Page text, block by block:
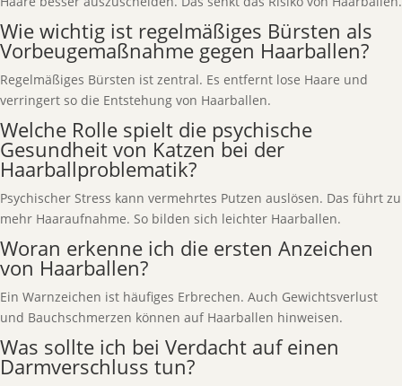
Wie wichtig ist regelmäßiges Bürsten als
Vorbeugemaßnahme gegen Haarballen?
Regelmäßiges Bürsten ist zentral. Es entfernt lose Haare und
verringert so die Entstehung von Haarballen.
Welche Rolle spielt die psychische
Gesundheit von Katzen bei der
Haarballproblematik?
Psychischer Stress kann vermehrtes Putzen auslösen. Das führt zu
mehr Haaraufnahme. So bilden sich leichter Haarballen.
Woran erkenne ich die ersten Anzeichen
von Haarballen?
Ein Warnzeichen ist häufiges Erbrechen. Auch Gewichtsverlust
und Bauchschmerzen können auf Haarballen hinweisen.
Was sollte ich bei Verdacht auf einen
Darmverschluss tun?